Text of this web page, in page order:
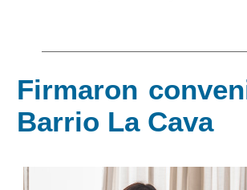
Firmaron
Barrio La Cava